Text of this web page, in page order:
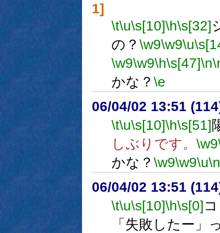
1]
\t\u\s[10]\h\s[32]
の？ \w9\w9\u
\w9\w9\h\s[47]\n
かな？ \e
06/04/02 13:51
\t\u\s[10]\h\s[51]
しぶりです。 \w9
かな？ \w9\w9\u\n
06/04/02 13:51
\t\u\s[10]\h\s[0]
「失敗したー」